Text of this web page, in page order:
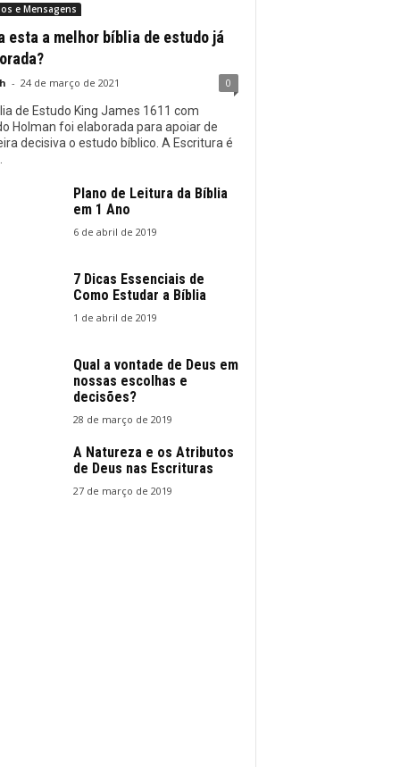
e Mensagens
esta a melhor bíblia de estudo já
- 24 de março de 2021 0
de Estudo King James 1611 com
Holman foi elaborada para apoiar de
decisiva o estudo bíblico. A Escritura é
Plano de Leitura da Bíblia
em 1 Ano
6 de abril de 2019
7 Dicas Essenciais de
Como Estudar a Bíblia
1 de abril de 2019
Qual a vontade de Deus em
nossas escolhas e
decisões?
28 de março de 2019
A Natureza e os Atributos
de Deus nas Escrituras
27 de março de 2019